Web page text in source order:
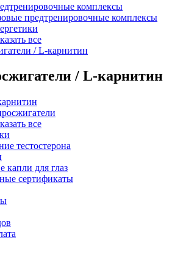
комплексы
предтренировочные комплексы
все
/ L-карнитин
/ L-карнитин
все
тестостерона
капли для глаз
сертификаты